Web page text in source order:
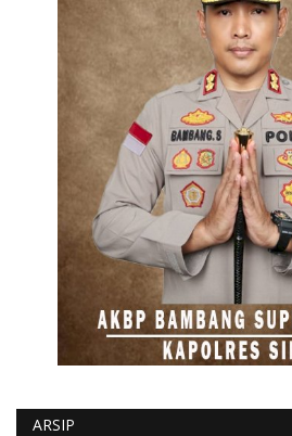
ARSIP